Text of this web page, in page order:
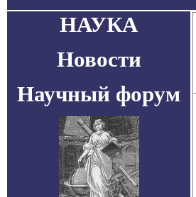
НАУКА
Новости
Научный форум